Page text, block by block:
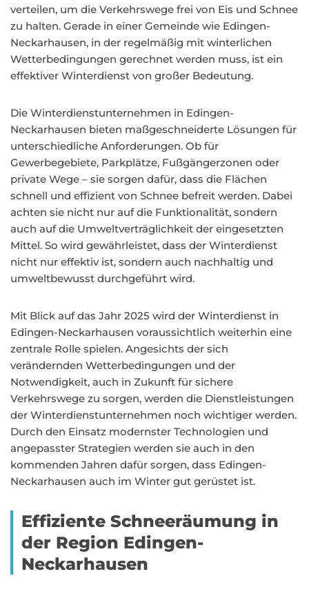
verteilen, um die Verkehrswege frei von Eis und Schnee
zu halten. Gerade in einer Gemeinde wie Edingen-
Neckarhausen, in der regelmäßig mit winterlichen
Wetterbedingungen gerechnet werden muss, ist ein
effektiver Winterdienst von großer Bedeutung.
Die Winterdienstunternehmen in Edingen-
Neckarhausen bieten maßgeschneiderte Lösungen für
unterschiedliche Anforderungen. Ob für
Gewerbegebiete, Parkplätze, Fußgängerzonen oder
private Wege – sie sorgen dafür, dass die Flächen
schnell und effizient von Schnee befreit werden. Dabei
achten sie nicht nur auf die Funktionalität, sondern
auch auf die Umweltverträglichkeit der eingesetzten
Mittel. So wird gewährleistet, dass der Winterdienst
nicht nur effektiv ist, sondern auch nachhaltig und
umweltbewusst durchgeführt wird.
Mit Blick auf das Jahr 2025 wird der Winterdienst in
Edingen-Neckarhausen voraussichtlich weiterhin eine
zentrale Rolle spielen. Angesichts der sich
verändernden Wetterbedingungen und der
Notwendigkeit, auch in Zukunft für sichere
Verkehrswege zu sorgen, werden die Dienstleistungen
der Winterdienstunternehmen noch wichtiger werden.
Durch den Einsatz modernster Technologien und
angepasster Strategien werden sie auch in den
kommenden Jahren dafür sorgen, dass Edingen-
Neckarhausen auch im Winter gut gerüstet ist.
Effiziente Schneeräumung in
der Region Edingen-
Neckarhausen